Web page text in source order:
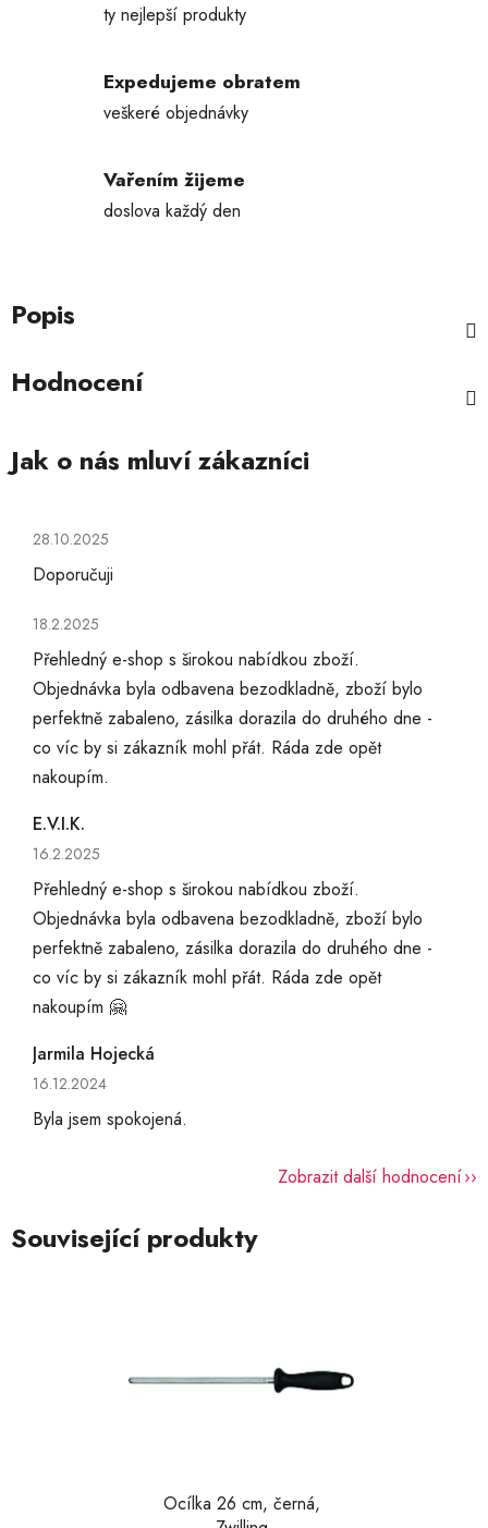
ty nejlepší produkty
Expedujeme obratem
veškeré objednávky
Vařením žijeme
doslova každý den
Popis
Hodnocení
Hodnocení obchodu je 5 z 5 hvězdiček.
28.10.2025
Doporučuji
Hodnocení obchodu je 5 z 5 hvězdiček.
18.2.2025
Přehledný e-shop s širokou nabídkou zboží.
Objednávka byla odbavena bezodkladně, zboží bylo
perfektně zabaleno, zásilka dorazila do druhého dne -
co víc by si zákazník mohl přát. Ráda zde opět
nakoupím.
E.V.I.K.
Hodnocení obchodu je 5 z 5 hvězdiček.
16.2.2025
Přehledný e-shop s širokou nabídkou zboží.
Objednávka byla odbavena bezodkladně, zboží bylo
perfektně zabaleno, zásilka dorazila do druhého dne -
co víc by si zákazník mohl přát. Ráda zde opět
nakoupím 🤗
Jarmila Hojecká
Hodnocení obchodu je 5 z 5 hvězdiček.
16.12.2024
Byla jsem spokojená.
Zobrazit další hodnocení
Související produkty
Ocílka 26 cm, černá,